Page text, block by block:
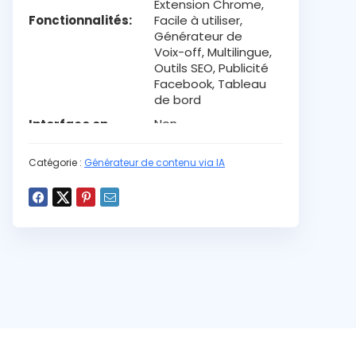
Fonctionnalités
Extension Chrome,
Facile à utiliser,
Générateur de
Voix-off, Multilingue,
Outils SEO, Publicité
Facebook, Tableau
de bord
Interface en
Non
Application
mobile
Oui
Extension
Catégorie : Générateur de contenu via IA